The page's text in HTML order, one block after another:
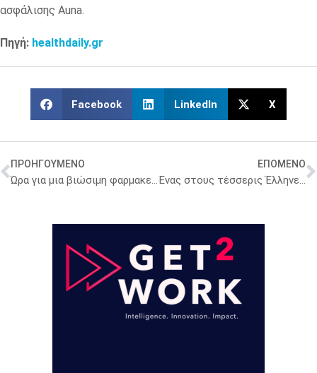
ασφάλισης Auna.
Πηγή: healthdaily.gr
Facebook LinkedIn X
ΠΡΟΗΓΟΥΜΕΝΟ
Ώρα για μια βιώσιμη φαρμακευτική πολιτική- Ανάγκη για ένα νέο μοντέλο χρηματοδότησης
ΕΠΟΜΕΝΟ
Ένας στους τέσσερις Έλληνες λαμβάνει αντιβιοτικά χωρίς ιατρική καθοδήγηση – Αποκαλυπτικα στοιχεία ΙΣΑ